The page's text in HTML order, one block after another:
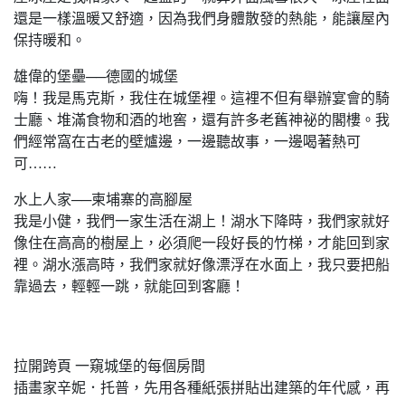
還是一樣溫暖又舒適，因為我們身體散發的熱能，能讓屋內
保持暖和。
雄偉的堡壘──德國的城堡
嗨！我是馬克斯，我住在城堡裡。這裡不但有舉辦宴會的騎
士廳、堆滿食物和酒的地窖，還有許多老舊神祕的閣樓。我
們經常窩在古老的壁爐邊，一邊聽故事，一邊喝著熱可
可……
水上人家──柬埔寨的高腳屋
我是小健，我們一家生活在湖上！湖水下降時，我們家就好
像住在高高的樹屋上，必須爬一段好長的竹梯，才能回到家
裡。湖水漲高時，我們家就好像漂浮在水面上，我只要把船
靠過去，輕輕一跳，就能回到客廳！
拉開跨頁 一窺城堡的每個房間
插畫家辛妮．托普，先用各種紙張拼貼出建築的年代感，再